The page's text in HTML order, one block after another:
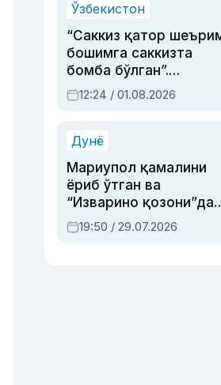
Ўзбекистон
“Саккиз қатор
бошимга саккизта
бомба бўлган”.
Абдулла Ориповни
сиёсий айбловлардан
12:24 / 01.08.2026
Дунё
Мариупол қамалини
ёриб ўтган ва
“Изварино қозони”дан
чиққан қаҳрамон —
Украина армияси бош
19:50 / 29.07.2026